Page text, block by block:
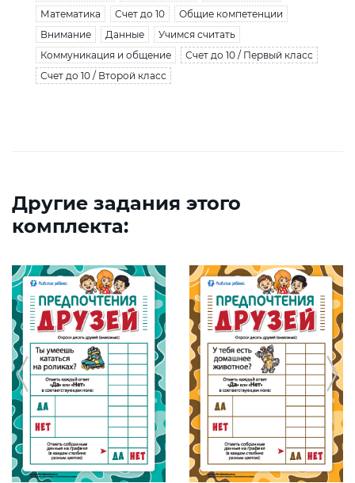
Математика
Счет до 10
Общие компетенции
Внимание
Данные
Учимся считать
Коммуникация и общение
Счет до 10 / Первый класс
Счет до 10 / Второй класс
Другие задания этого
комплекта: